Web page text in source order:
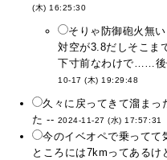
(木) 16:25:30
そりゃ防御砲火無
対空が3.8だしそこま
下寸前なわけで……後
10-17 (木) 19:29:48
久々に戻ってきて溜ま
た -- 2024-11-27 (水) 17:57:31
今のイベオペで乗ってて
ところには7kmってある